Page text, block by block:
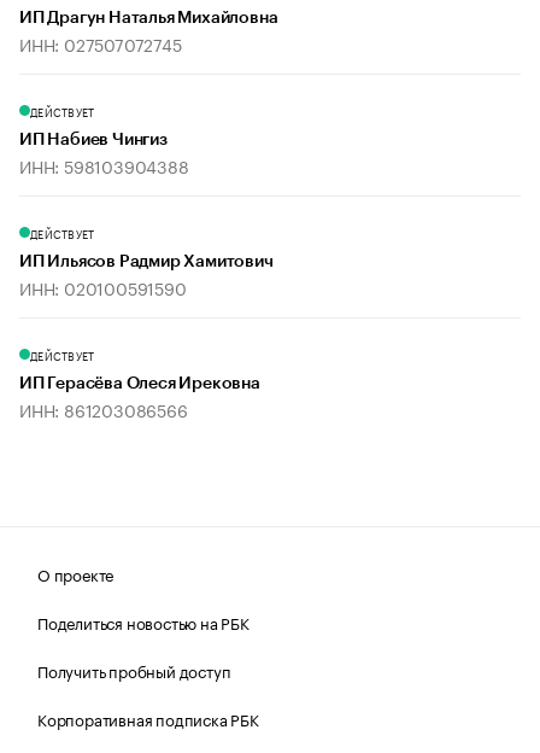
ИП Драгун Наталья Михайловна
ИНН: 027507072745
ДЕЙСТВУЕТ
ИП Набиев Чингиз
ИНН: 598103904388
ДЕЙСТВУЕТ
ИП Ильясов Радмир Хамитович
ИНН: 020100591590
ДЕЙСТВУЕТ
ИП Герасёва Олеся Ирековна
ИНН: 861203086566
О проекте
Поделиться новостью на РБК
Получить пробный доступ
Корпоративная подписка РБК